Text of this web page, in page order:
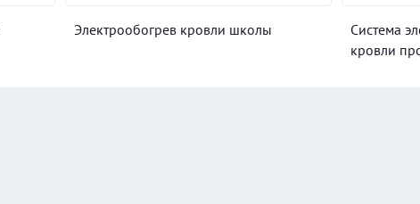
Электрообогрев кровли школы
Система
кровли